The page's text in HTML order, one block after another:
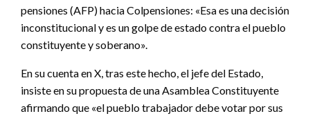
pensiones (AFP) hacia Colpensiones: «Esa es una decisión
inconstitucional y es un golpe de estado contra el pueblo
constituyente y soberano».
En su cuenta en X, tras este hecho, el jefe del Estado,
insiste en su propuesta de una Asamblea Constituyente
afirmando que «el pueblo trabajador debe votar por sus